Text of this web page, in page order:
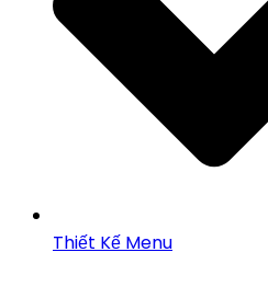
Thiết Kế Menu